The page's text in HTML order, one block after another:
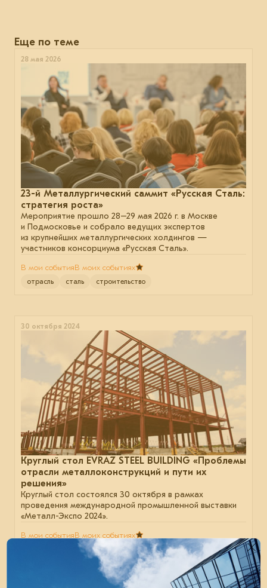
Еще по теме
28 мая 2026
23-й Металлургический саммит «Русская Сталь:
стратегия роста»
Мероприятие прошло 28–29 мая 2026 г. в Москве
и Подмосковье и собрало ведущих экспертов
из крупнейших металлургических холдингов —
участников консорциума «Русская Сталь».
В мои событияВ моих событиях
отрасль сталь строительство
30 октября 2024
Круглый стол EVRAZ STEEL BUILDING «Проблемы
отрасли металлоконструкций и пути их
решения»
Круглый стол состоялся 30 октября в рамках
проведения международной промышленной выставки
«Металл-Экспо 2024».
В мои событияВ моих событиях
металлоконструкции сталь строительство